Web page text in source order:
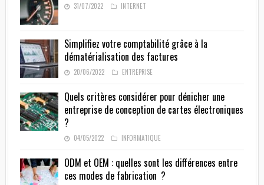
31/07/2022 INTERNET
Simplifiez votre comptabilité grâce à la
dématérialisation des factures
20/06/2022 ENTREPRISE
Quels critères considérer pour dénicher une
entreprise de conception de cartes électroniques
?
04/05/2022 INFORMATIQUE
ODM et OEM : quelles sont les différences entre
ces modes de fabrication ?